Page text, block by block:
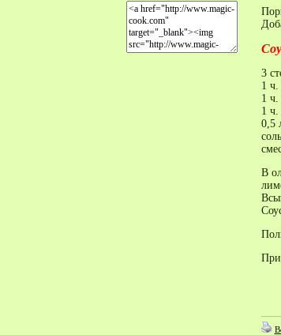
3
1 ч.
1 ч.
1 ч.
0,5
соль
В